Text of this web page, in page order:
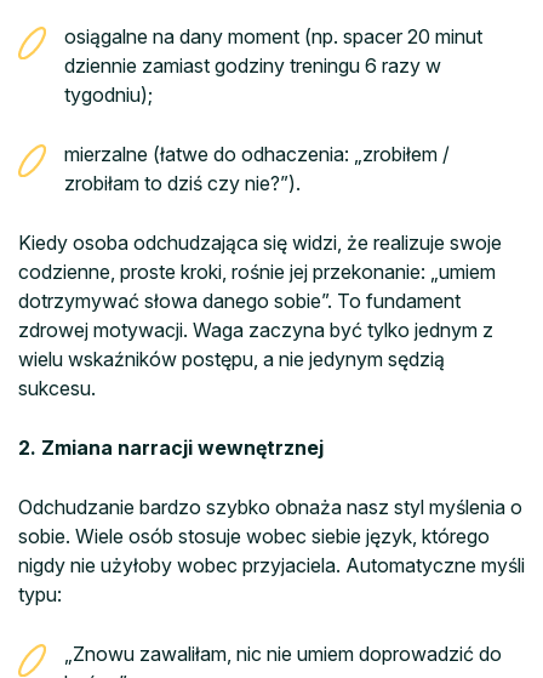
osiągalne na dany moment (np. spacer 20 minut
dziennie zamiast godziny treningu 6 razy w
tygodniu);
mierzalne (łatwe do odhaczenia: „zrobiłem /
zrobiłam to dziś czy nie?”).
Kiedy osoba odchudzająca się widzi, że realizuje swoje
codzienne, proste kroki, rośnie jej przekonanie: „umiem
dotrzymywać słowa danego sobie”. To fundament
zdrowej motywacji. Waga zaczyna być tylko jednym z
wielu wskaźników postępu, a nie jedynym sędzią
sukcesu.
2. Zmiana narracji wewnętrznej
Odchudzanie bardzo szybko obnaża nasz styl myślenia o
sobie. Wiele osób stosuje wobec siebie język, którego
nigdy nie użyłoby wobec przyjaciela. Automatyczne myśli
typu:
„Znowu zawaliłam, nic nie umiem doprowadzić do